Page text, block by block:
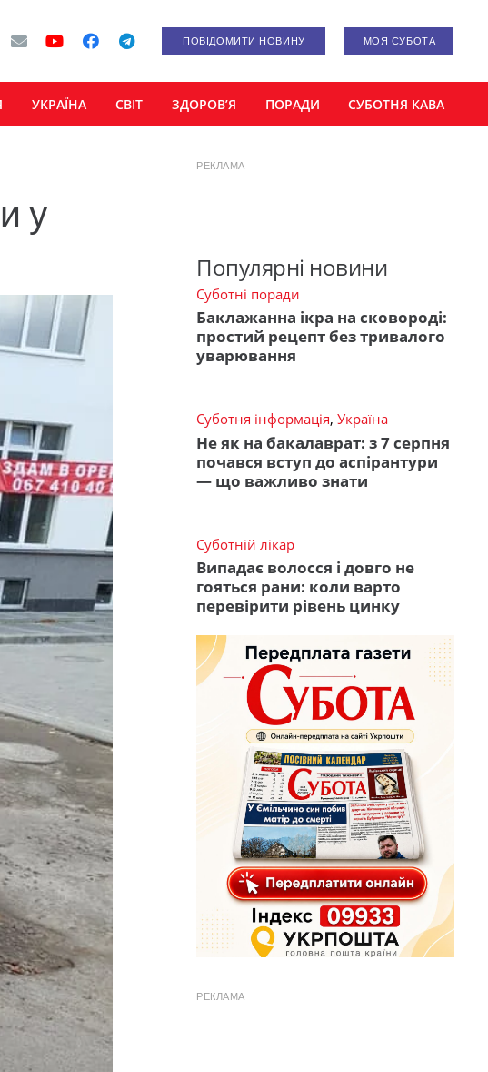
ПОВІДОМИТИ НОВИНУ МОЯ СУБОТА
УКРАЇНА СВІТ ЗДОРОВ’Я ПОРАДИ СУБОТНЯ КАВА
у
РЕКЛАМА
Популярні новини
Суботні поради
Баклажанна ікра на сковороді:
простий рецепт без тривалого
уварювання
Суботня інформація, Україна
Не як на бакалаврат: з 7 серпня
почався вступ до аспірантури
— що важливо знати
Суботній лікар
Випадає волосся і довго не
гояться рани: коли варто
перевірити рівень цинку
РЕКЛАМА